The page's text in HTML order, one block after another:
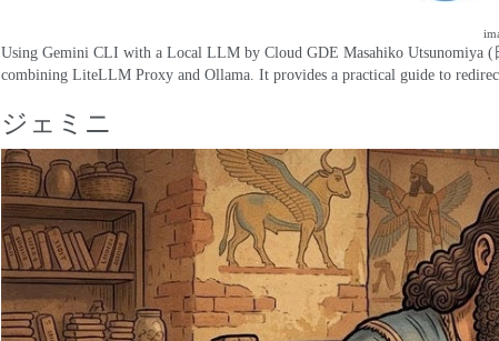
Using Gemini CLI with a Local LLM by Cloud GDE Masahiko Utsunomiya (
combining LiteLLM Proxy and Ollama It provides a practical guide to
ジェミニ